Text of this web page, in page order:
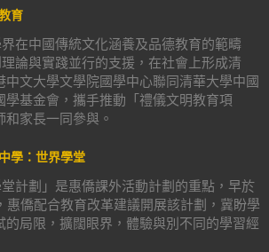
育
在中國傳統文化涵養及品德教育的範疇
理論與實踐並行的支援，在社會上形成清
中文大學文學院國學中心聯同清華大學中國
學基金會，攜手推動「禮儀文明教育項
家長一同參與。
學：世界學堂
堂計劃」是惠僑課外活動計劃的重點，早於
惠僑配合教育改革建議開展該計劃，冀盼學
的局限，擴闊眼界，體驗與別不同的學習經